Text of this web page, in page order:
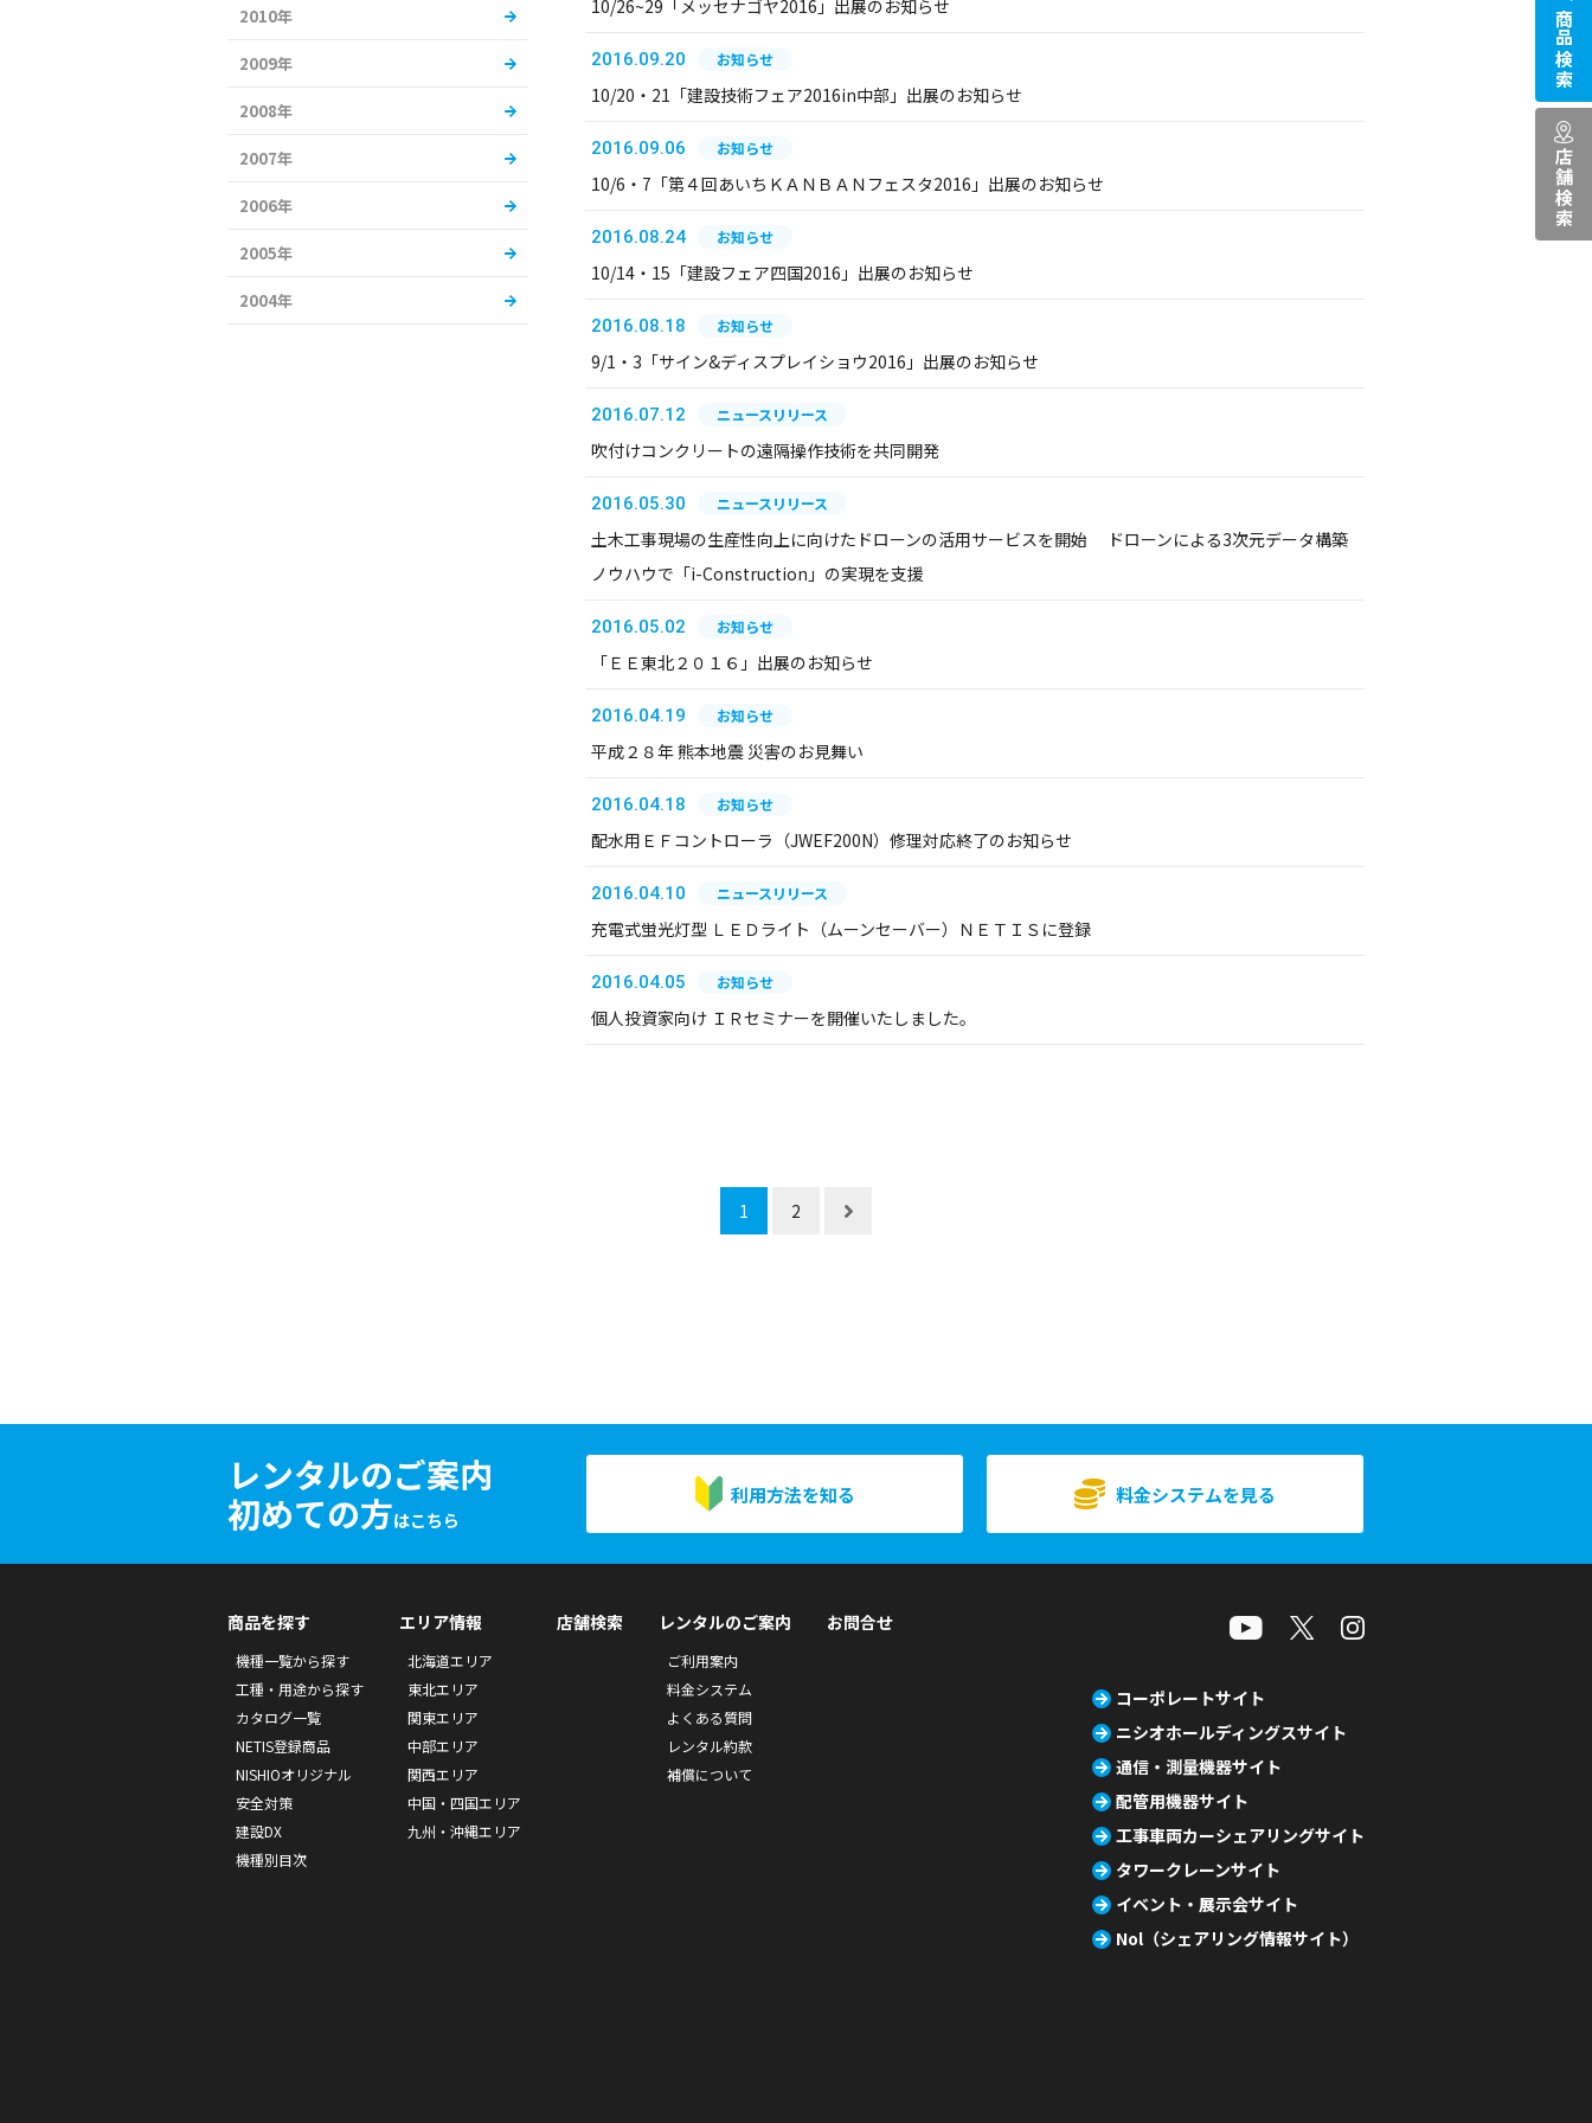
10/26~29「メッセナゴヤ2016」出展のお知らせ
2016.09.20 お知らせ
10/20・21「建設技術フェア2016in中部」出展のお知らせ
2016.09.06 お知らせ
10/6・7「第４回あいちＫＡＮＢＡＮフェスタ2016」出展のお知らせ
2016.08.24 お知らせ
10/14・15「建設フェア四国2016」出展のお知らせ
2016.08.18 お知らせ
9/1・3「サイン&ディスプレイショウ2016」出展のお知らせ
2016.07.12 ニュースリリース
吹付けコンクリートの遠隔操作技術を共同開発
2016.05.30 ニュースリリース
土木工事現場の生産性向上に向けたドローンの活用サービスを開始 ドローンによる3次元データ構築
ノウハウで「i-Construction」の実現を支援
2016.05.02 お知らせ
「ＥＥ東北２０１６」出展のお知らせ
2016.04.19 お知らせ
平成２８年 熊本地震 災害のお見舞い
2016.04.18 お知らせ
配水用ＥＦコントローラ（JWEF200N）修理対応終了のお知らせ
2016.04.10 ニュースリリース
充電式蛍光灯型 ＬＥＤライト（ムーンセーバー）ＮＥＴＩＳに登録
2016.04.05 お知らせ
個人投資家向け ＩＲセミナーを開催いたしました。
1 2
2010年
2009年
2008年
2007年
2006年
2005年
2004年
レンタルのご案内
初めての方はこちら
利用方法を知る 料金システムを見る
商品検索
店舗検索
商品を探す
機種一覧から探す
工種・用途から探す
カタログ一覧
NETIS登録商品
NISHIOオリジナル
安全対策
建設DX
機種別目次
エリア情報
北海道エリア
東北エリア
関東エリア
中部エリア
関西エリア
中国・四国エリア
九州・沖縄エリア
店舗検索 レンタルのご案内
ご利用案内
料金システム
よくある質問
レンタル約款
補償について
お問合せ
コーポレートサイト
ニシオホールディングスサイト
通信・測量機器サイト
配管用機器サイト
工事車両カーシェアリングサイト
タワークレーンサイト
イベント・展示会サイト
Nol（シェアリング情報サイト）